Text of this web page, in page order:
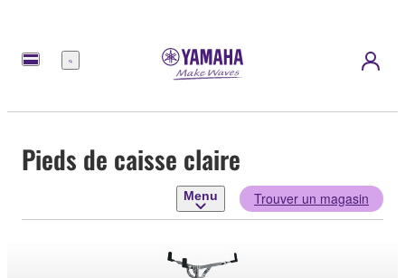
Menu
Pieds de caisse claire
Menu Trouver un magasin